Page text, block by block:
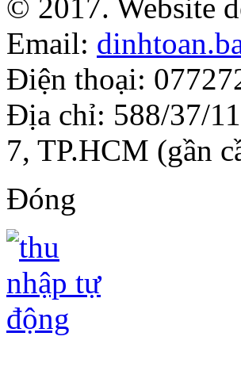
© 2017. Website
Email:
Điện thoại:
Địa chỉ: 588/37/
7, TP.HCM (gần
Đóng